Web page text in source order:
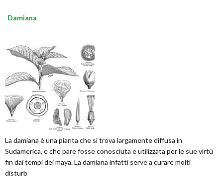
Damiana
La damiana è una pianta che si trova largamente diffusa in
Sudamerica, e che pare fosse conosciuta e utilizzata per le sue virtù
fin dai tempi dei maya. La damiana infatti serve a curare molti
disturb